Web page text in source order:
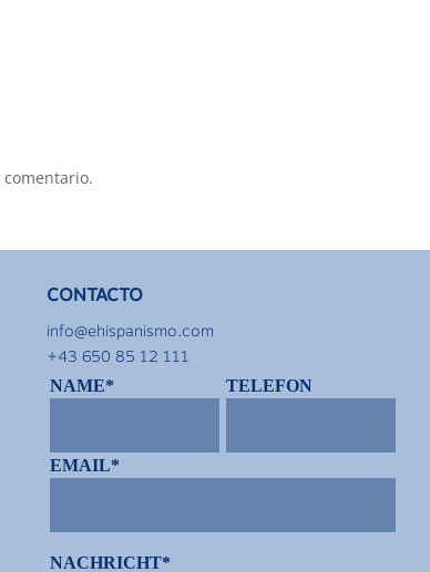
CONTACTO
info@ehispanismo.com
+43 650 85 12 111
NAME* TELEFON
EMAIL*
NACHRICHT*